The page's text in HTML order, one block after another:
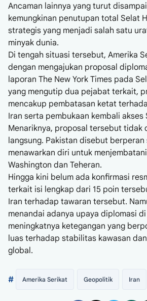
Ancaman lainnya yang turut
kemungkinan penutupan total Selat
strategis yang menjadi salah satu
minyak dunia.
Di tengah situasi tersebut, Amerika
dengan mengajukan proposal
laporan The New York Times pada
yang mengutip dua pejabat terkait,
mencakup pembatasan ketat
Iran serta pembukaan kembali akses
Menariknya, proposal tersebut tidak
langsung. Pakistan disebut
menawarkan diri untuk
Washington dan Teheran.
Hingga kini belum ada konfirmasi
terkait isi lengkap dari 15 poin
Iran terhadap tawaran tersebut.
menandai adanya upaya diplomasi
meningkatnya ketegangan yang
luas terhadap stabilitas kawasan
global.
# Amerika Serikat Geopolitik Iran